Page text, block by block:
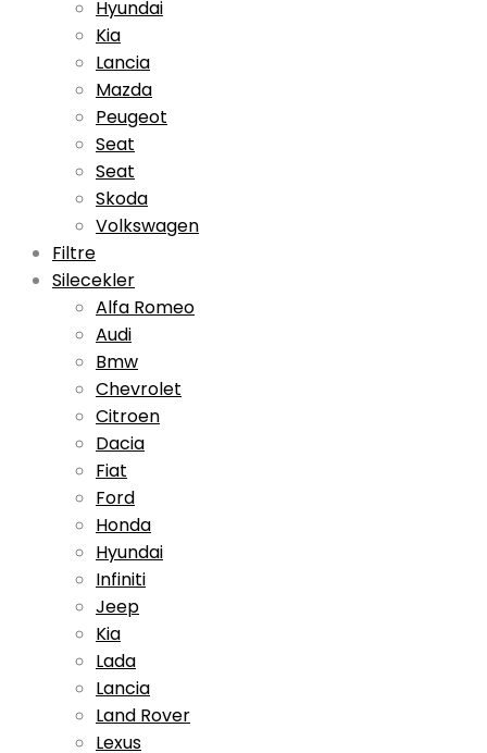
Hyundai
Kia
Lancia
Mazda
Peugeot
Seat
Seat
Skoda
Volkswagen
Filtre
Silecekler
Alfa Romeo
Audi
Bmw
Chevrolet
Citroen
Dacia
Fiat
Ford
Honda
Hyundai
Infiniti
Jeep
Kia
Lada
Lancia
Land Rover
Lexus